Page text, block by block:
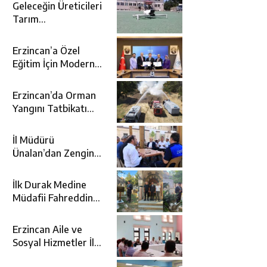
Geleceğin Üreticileri
Tarım
Tanışıyor
Erzincan’a Özel
Eğitim İçin Modern
Eğitim Meslek Okulu
Protokolü İmzalandı
Erzincan’da Orman
Yangını Tatbikatı
İl Müdürü
Ünalan’dan Zengin
Ziyareti
İlk Durak Medine
Müdafii Fahreddin
Kabri
Erzincan Aile ve
Sosyal Hizmetler İl